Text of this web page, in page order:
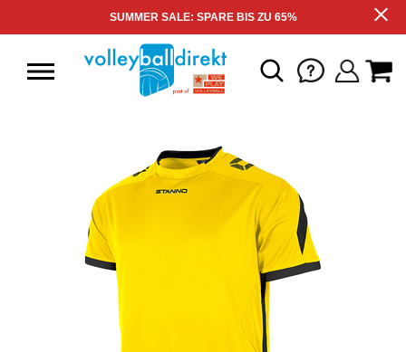
SUMMER SALE: SPARE BIS ZU 65%